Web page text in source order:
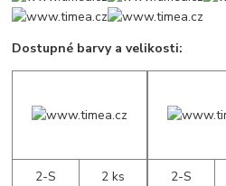
Dostupné barvy a velikosti:
2-S
2 ks
2-S